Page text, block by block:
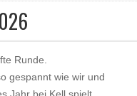
Runde.
gespannt wie wir und